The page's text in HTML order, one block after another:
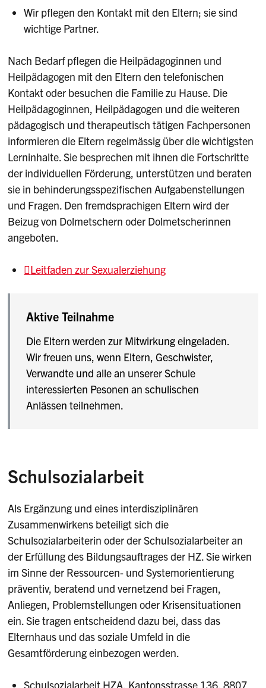
Wir pflegen den Kontakt mit den Eltern; sie sind
wichtige Partner.
Nach Bedarf pflegen die Heilpädagoginnen und
Heilpädagogen mit den Eltern den telefonischen
Kontakt oder besuchen die Familie zu Hause. Die
Heilpädagoginnen, Heilpädagogen und die weiteren
pädagogisch und therapeutisch tätigen Fachpersonen
informieren die Eltern regelmässig über die wichtigsten
Lerninhalte. Sie besprechen mit ihnen die Fortschritte
der individuellen Förderung, unterstützen und beraten
sie in behinderungsspezifischen Aufgabenstellungen
und Fragen. Den fremdsprachigen Eltern wird der
Beizug von Dolmetschern oder Dolmetscherinnen
angeboten.
Leitfaden zur Sexualerziehung
Aktive Teilnahme
Die Eltern werden zur Mitwirkung eingeladen.
Wir freuen uns, wenn Eltern, Geschwister,
Verwandte und alle an unserer Schule
interessierten Pesonen an schulischen
Anlässen teilnehmen.
Schulsozialarbeit
Als Ergänzung und eines interdisziplinären
Zusammenwirkens beteiligt sich die
Schulsozialarbeiterin oder der Schulsozialarbeiter an
der Erfüllung des Bildungsauftrages der HZ. Sie wirken
im Sinne der Ressourcen- und Systemorientierung
präventiv, beratend und vernetzend bei Fragen,
Anliegen, Problemstellungen oder Krisensituationen
ein. Sie tragen entscheidend dazu bei, dass das
Elternhaus und das soziale Umfeld in die
Gesamtförderung einbezogen werden.
Schulsozialarbeit HZA, Kantonsstrasse 136, 8807